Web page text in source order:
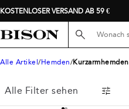
KOSTENLOSER VERSAND AB 59 €
Suche hier...
Alle Artikel Hemden Kurzarmhemden
Alle Filter sehen